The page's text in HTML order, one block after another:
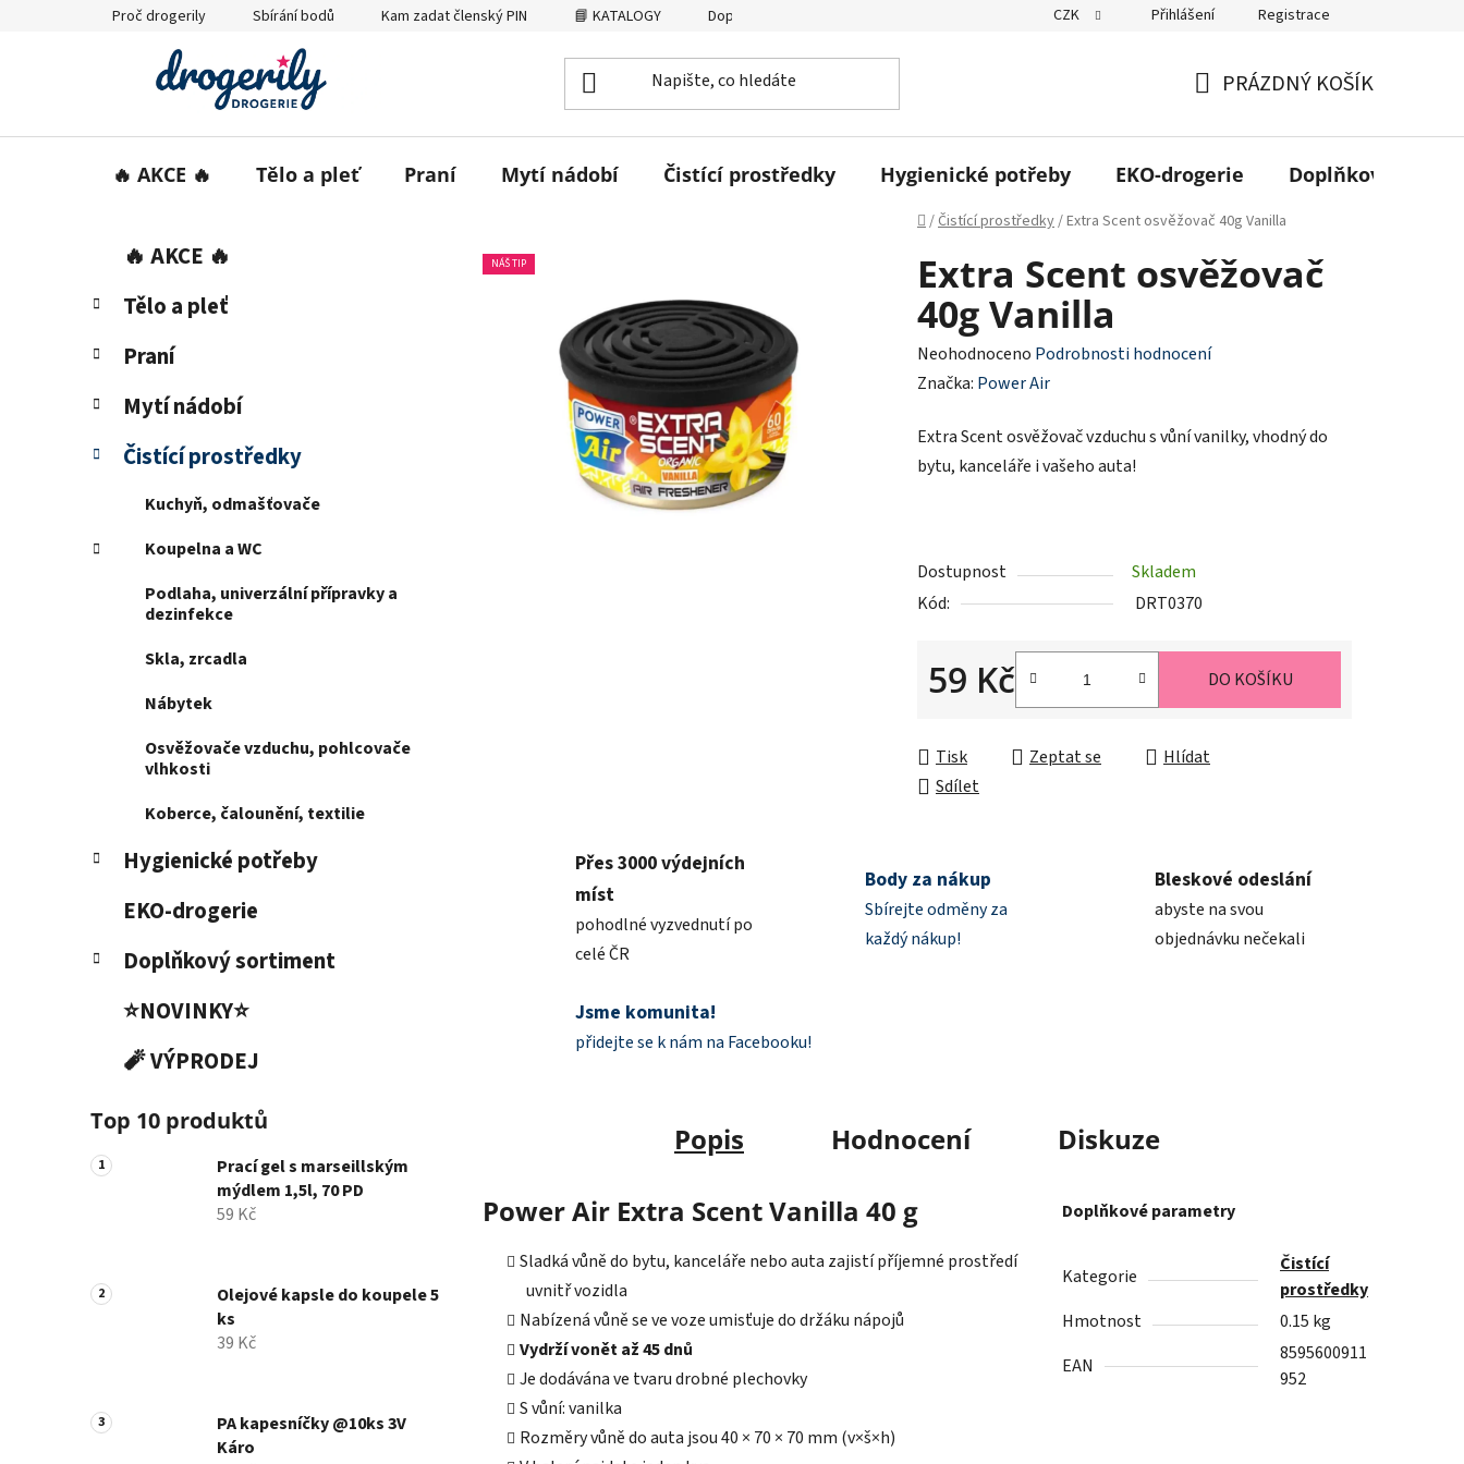
Proč drogerily Sbírání bodů Kam zadat členský PIN 📘 KATALOGY Dopravné Osobní odběr ZDARMA Kontakt Obchodní podmínky
CZK Přihlášení Registrace
KOŠÍK
PRÁZDNÝ KOŠÍK
🔥 AKCE 🔥 Tělo a pleť Praní Mytí nádobí Čistící prostředky Hygienické potřeby EKO-drogerie Doplňkový
Domů
/Čistící prostředky/Extra Scent osvěžovač 40g Vanilla
s
r
n
n
í
n
Přeskočit
kategorie
e
o
i
🔥 AKCE 🔥
Tělo a pleť
Praní
Mytí nádobí
Čistící prostředky
Kuchyň, odmašťovače
Koupelna a WC
Podlaha, univerzální přípravky a
dezinfekce
Skla, zrcadla
Nábytek
Osvěžovače vzduchu, pohlcovače
vlhkosti
Koberce, čalounění, textilie
Hygienické potřeby
EKO-drogerie
Doplňkový sortiment
⭐NOVINKY⭐
🧨 VÝPRODEJ
Top 10 produktů
Prací gel s marseillským
mýdlem 1,5l, 70 PD
59 Kč
Olejové kapsle do koupele 5
ks
39 Kč
PA kapesníčky @10ks 3V
Káro
Extra Scent osvěžovač
40g Vanilla
Průměrné
hodnocení
je
0,0
Neohodnoceno Podrobnosti hodnocení
Značka: Power Air
Extra Scent osvěžovač vzduchu s vůní vanilky, vhodný do
bytu, kanceláře i vašeho auta!
Dostupnost
Skladem
Kód:
DRT0370
59 Kč DO KOŠÍKU
Tisk Zeptat se
Hlídat
Sdílet
NÁŠ TIP
Přes 3000 výdejních
míst
pohodlné vyzvednutí po
celé ČR
Body za nákup
Sbírejte odměny za
každý nákup!
Bleskové odeslání
abyste na svou
objednávku nečekali
Jsme komunita!
přidejte se k nám na Facebooku!
Popis Hodnocení
Diskuze
Power Air Extra Scent Vanilla 40 g
Sladká vůně do bytu, kanceláře nebo auta zajistí příjemné prostředí
uvnitř vozidla
Nabízená vůně se ve voze umisťuje do držáku nápojů
Vydrží vonět až45dnů
Je dodávána ve tvaru drobné plechovky
S vůní: vanilka
Rozměry vůně do auta jsou 40 × 70 × 70 mm (v×š×h)
Doplňkové parametry
Kategorie
Čistící
prostředky
Hmotnost
0.15 kg
EAN
8595600911
952